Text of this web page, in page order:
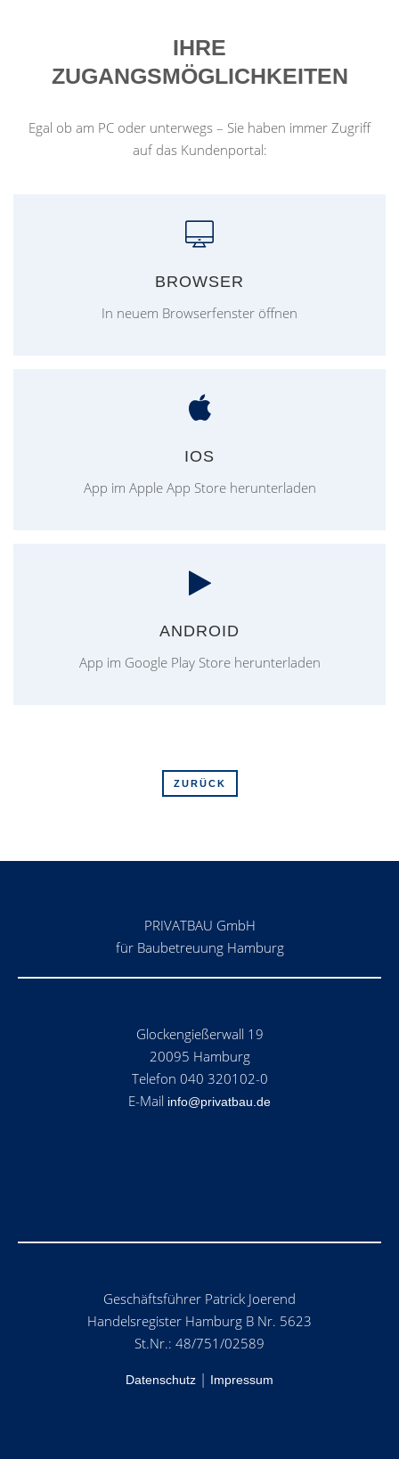
IHRE
ZUGANGSMÖGLICHKEITEN
Egal ob am PC oder unterwegs – Sie haben immer Zugriff
auf das Kundenportal:
BROWSER
In neuem Browserfenster öffnen
IOS
App im Apple App Store herunterladen
ANDROID
App im Google Play Store herunterladen
ZURÜCK
PRIVATBAU GmbH
für Baubetreuung Hamburg
Glockengießerwall 19
20095 Hamburg
Telefon 040 320102-0
E-Mail info@privatbau.de
Geschäftsführer Patrick Joerend
Handelsregister Hamburg B Nr. 5623
St.Nr.: 48/751/02589
Datenschutz | Impressum